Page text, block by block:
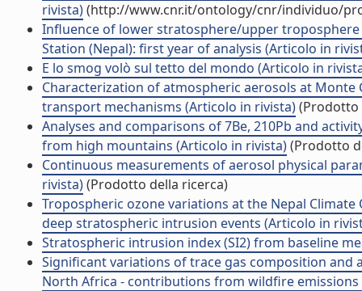
rivista)(http://www.cnr.it/ontology/cnr/individuo/
Influence of lower stratosphere/upper troposphere
Station (Nepal): first year of analysis (Articolo in
E lo smog volò sul tetto del mondo (Articolo in
Characterization of atmospheric aerosols at
transport mechanisms (Articolo in rivista)(Prodotto
Analyses and comparisons of 7Be, 210Pb and
from high mountains (Articolo in rivista)(Prodotto
Continuous measurements of aerosol physical
rivista)(Prodotto della ricerca)
Tropospheric ozone variations at the Nepal
deep stratospheric intrusion events (Articolo in
Stratospheric intrusion index (SI2) from baseline
Significant variations of trace gas composition
North Africa - contributions from wildfire